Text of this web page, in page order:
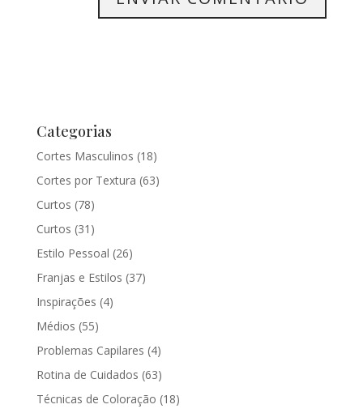
Categorias
Cortes Masculinos (18)
Cortes por Textura (63)
Curtos (78)
Curtos (31)
Estilo Pessoal (26)
Franjas e Estilos (37)
Inspirações (4)
Médios (55)
Problemas Capilares (4)
Rotina de Cuidados (63)
Técnicas de Coloração (18)